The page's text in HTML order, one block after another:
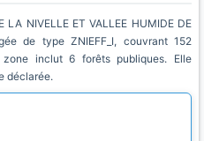
LA NIVELLE ET VALLEE HUMIDE DE
de type ZNIEFF_I, couvrant 152
inclut 6 forêts publiques. Elle
déclarée.